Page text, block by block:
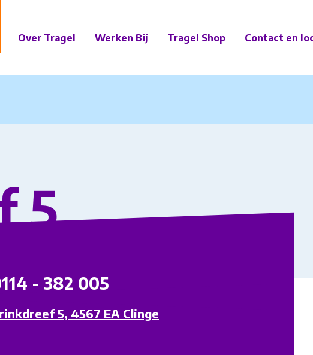
Over Tragel Werken Bij Tragel Shop Contact en
5
- 382 005
5, 4567 EA Clinge